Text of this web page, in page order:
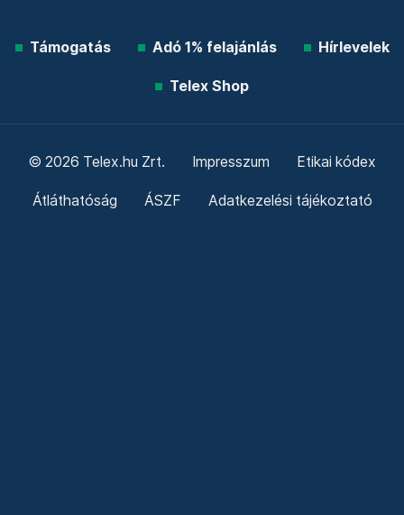
Támogatás Adó 1% felajánlás Hírlevelek
Telex Shop
© 2026 Telex.hu Zrt. Impresszum Etikai kódex
Átláthatóság ÁSZF Adatkezelési tájékoztató